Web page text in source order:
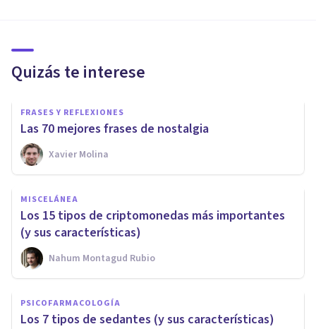
Quizás te interese
FRASES Y REFLEXIONES
Las 70 mejores frases de nostalgia
Xavier Molina
MISCELÁNEA
Los 15 tipos de criptomonedas más importantes
(y sus características)
Nahum Montagud Rubio
PSICOFARMACOLOGÍA
Los 7 tipos de sedantes (y sus características)